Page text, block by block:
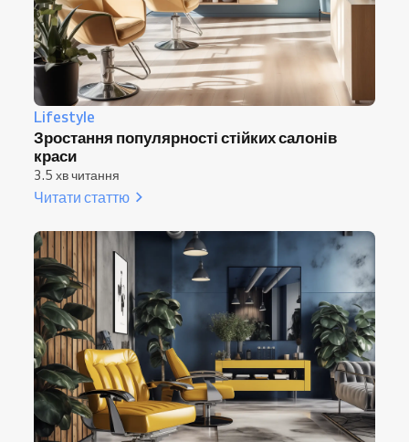
Lifestyle
Зростання популярності стійких салонів
краси
3.5 хв читання
Читати статтю